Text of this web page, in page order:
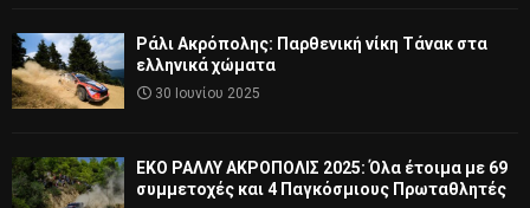
Ράλι Ακρόπολης: Παρθενική νίκη Τάνακ στα
ελληνικά χώματα
30 Ιουνίου 2025
ΕΚΟ ΡΑΛΛΥ ΑΚΡΟΠΟΛΙΣ 2025: Όλα έτοιμα με 69
συμμετοχές και 4 Παγκόσμιους Πρωταθλητές